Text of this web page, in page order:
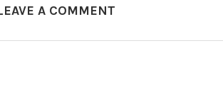
A COMMENT